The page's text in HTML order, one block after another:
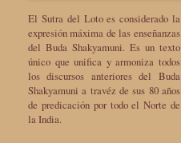
El Sutra del Loto es considerado la
expresión máxima de las enseñanzas
del Buda Shakyamuni. Es un texto
único que unifica y armoniza todos
los discursos anteriores del Buda
Shakyamuni a travéz de sus 80 años
de predicación por todo el Norte de
la India.